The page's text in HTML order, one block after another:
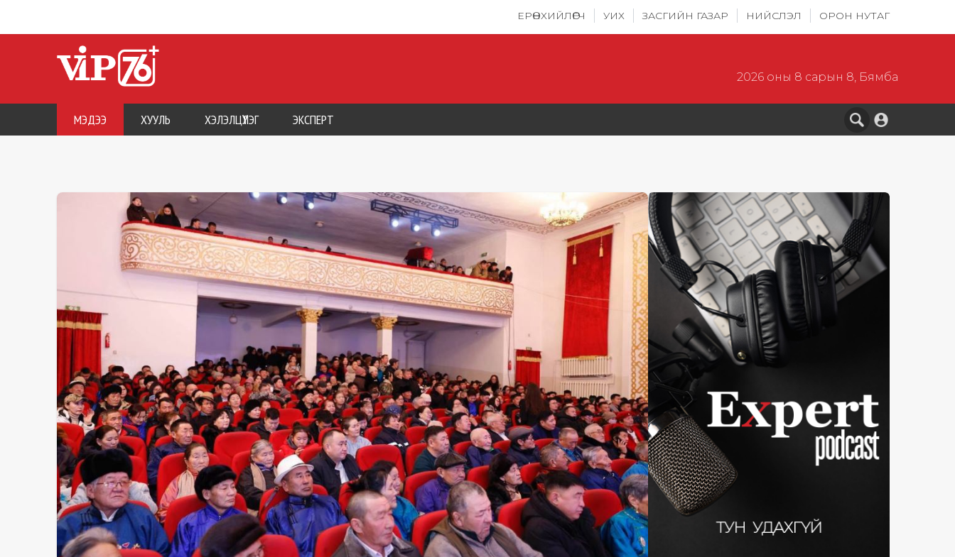
ЕРӨНХИЙЛӨГЧ УИХ ЗАСГИЙН ГАЗАР НИЙСЛЭЛ ОРОН НУТАГ
2026 оны 8 сарын 8, Бямба
МЭДЭЭ ХУУЛЬ ХЭЛЭЛЦҮҮЛЭГ ЭКСПЕРТ